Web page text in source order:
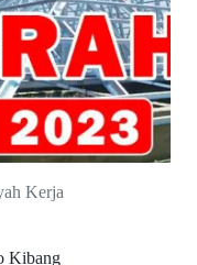
Kerja
Kibang